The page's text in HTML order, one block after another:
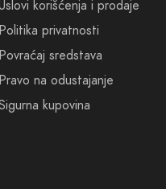
korišćenja i prodaje
Politika privatnosti
Povraćaj sredstava
Pravo na odustajanje
kupovina